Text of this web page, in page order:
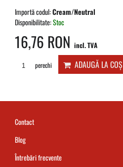
Importă codul:Cream/Neutral
Disponibilitate:Stoc
16,76 RON incl. TVA
perechi ADAUGĂ LA COȘ
Contact
Blog
Întrebări frecvente